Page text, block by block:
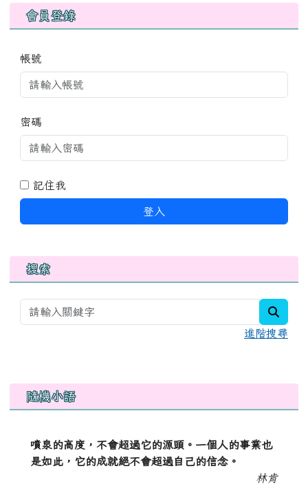
會員登錄
帳號
密碼
記住我
登入
搜索
進階搜尋
右邊區域內容
隨機小語
噴泉的高度，不會超過它的源頭。一個人的事業也
是如此，它的成就絕不會超過自己的信念。
林肯